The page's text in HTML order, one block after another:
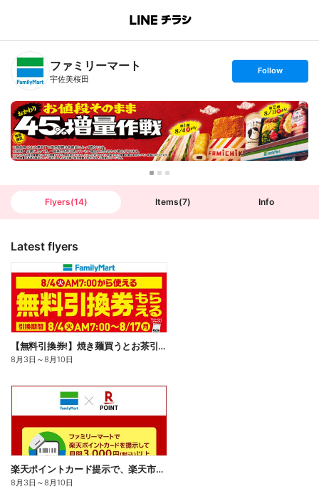
B
n
T
ファミリーマート
宇佐美桜田
s
t
o
l
l
o
w
Follow
Flyers(14) Items(7) Info
Latest flyers
【無料引換券!】焼き麺買うとお茶引換券貰える!
8月3日 ～8月10日
楽天ポイントカード提示で、楽天市場でのお買い物がおトクに!
8月3日 ～8月10日